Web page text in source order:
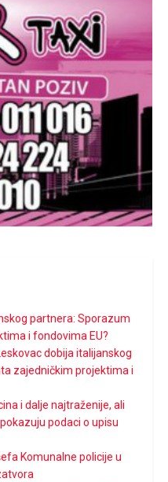
partnera: Sporazum
i fondovima EU?
dobija italijanskog
zajedničkim projektima i
i dalje najtraženije, ali
podaci o upisu
Komunalne policije u